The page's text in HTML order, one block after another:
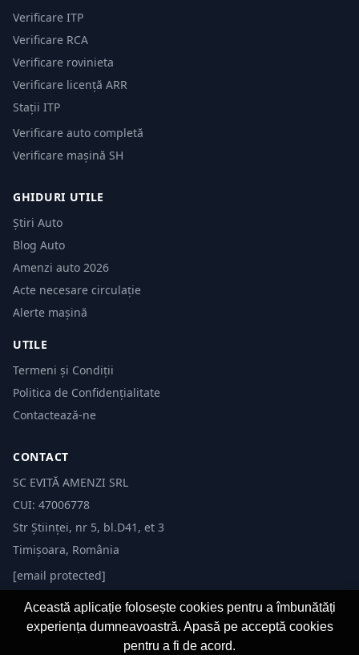
Verificare ITP
Verificare RCA
Verificare rovinieta
Verificare licență ARR
Stații ITP
Verificare auto completă
Verificare mașină SH
GHIDURI UTILE
Știri Auto
Blog Auto
Amenzi auto 2026
Acte necesare circulație
Alerte mașină
UTILE
Termeni și Condiții
Politica de Confidențialitate
Contactează-ne
CONTACT
SC EVITĂ AMENZI SRL
CUI: 47006778
Str Științei, nr 5, bl.D41, et 3
Timișoara, România
[email protected]
Această aplicație folosește cookies pentru a îmbunătăți
experiența dumneavoastră. Apasă pe acceptă cookies
pentru a fi de acord.